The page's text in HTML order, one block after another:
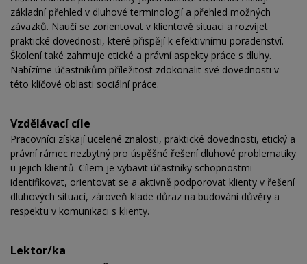
základní přehled v dluhové terminologií a přehled možných
závazků. Naučí se zorientovat v klientově situaci a rozvíjet
praktické dovednosti, které přispějí k efektivnímu poradenství.
Školení také zahrnuje etické a právní aspekty práce s dluhy.
Nabízíme účastníkům příležitost zdokonalit své dovednosti v
této klíčové oblasti sociální práce.
Vzdělávací cíle
Pracovníci získají ucelené znalosti, praktické dovednosti, etický a
právní rámec nezbytný pro úspěšné řešení dluhové problematiky
u jejich klientů. Cílem je vybavit účastníky schopnostmi
identifikovat, orientovat se a aktivně podporovat klienty v řešení
dluhových situací, zároveň klade důraz na budování důvěry a
respektu v komunikaci s klienty.
Lektor/ka